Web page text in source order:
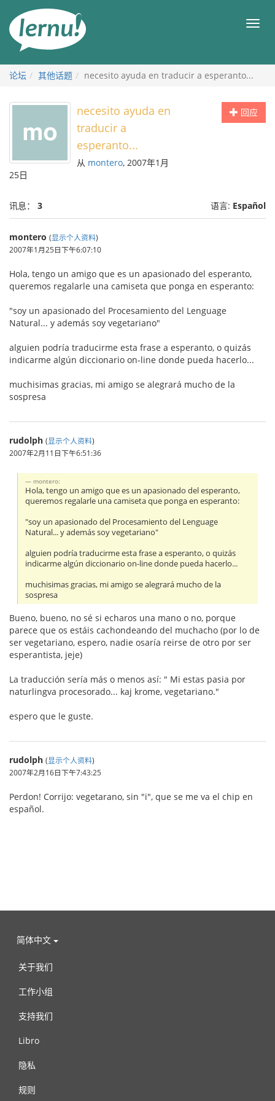
目
论坛 其他话题 necesito ayuda en traducir a esperanto...
回应
necesito ayuda en
traducir a
esperanto...
从 montero, 2007年1月
25日
讯息： 3 语言: Español
montero (显示个人资料)
2007年1月25日下午6:07:10
Hola, tengo un amigo que es un apasionado del esperanto,
queremos regalarle una camiseta que ponga en esperanto:
"soy un apasionado del Procesamiento del Lenguage
Natural... y además soy vegetariano"
alguien podría traducirme esta frase a esperanto, o quizás
indicarme algún diccionario on-line donde pueda hacerlo...
muchisimas gracias, mi amigo se alegrará mucho de la
sospresa
rudolph (显示个人资料)
2007年2月11日下午6:51:36
montero:
Hola, tengo un amigo que es un apasionado del esperanto,
queremos regalarle una camiseta que ponga en esperanto:
"soy un apasionado del Procesamiento del Lenguage
Natural... y además soy vegetariano"
alguien podría traducirme esta frase a esperanto, o quizás
indicarme algún diccionario on-line donde pueda hacerlo...
muchisimas gracias, mi amigo se alegrará mucho de la
sospresa
Bueno, bueno, no sé si echaros una mano o no, porque
parece que os estáis cachondeando del muchacho (por lo de
ser vegetariano, espero, nadie osaría reirse de otro por ser
esperantista, jeje)
La traducción sería más o menos así: " Mi estas pasia por
naturlingva procesorado... kaj krome, vegetariano."
espero que le guste.
rudolph (显示个人资料)
2007年2月16日下午7:43:25
Perdon! Corrijo: vegetarano, sin "i", que se me va el chip en
español.
简体中文
关于我们
工作小组
支持我们
Libro
隐私
规则